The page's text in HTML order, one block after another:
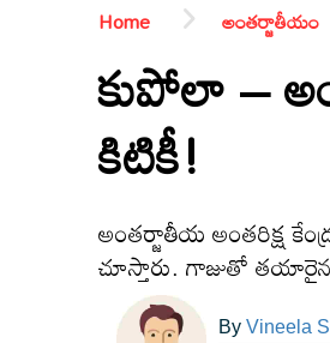
తెలంగాణ
Home అంతర్జాతీయం
కుపోలా –
కిటికీ!
అంతర్జాతీయ అంతరిక్ష
చూస్తారు. గాజుతో
ByVineela